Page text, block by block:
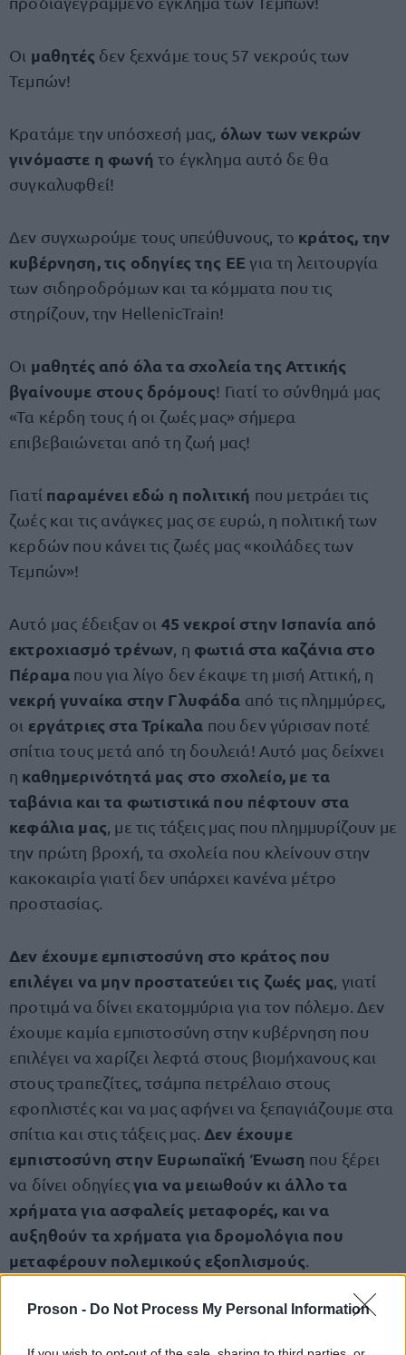
Proson - Do Not Process My Personal Information
Οι μαθητές δεν ξεχνάμε τους 57 νεκρούς των
Τεμπών!
Κρατάμε την υπόσχεσή μας, όλων των νεκρών
γινόμαστε η φωνή το έγκλημα αυτό δε θα
συγκαλυφθεί!
Δεν συγχωρούμε τους υπεύθυνους, το κράτος, την
κυβέρνηση, τις οδηγίες της ΕΕ για τη λειτουργία
των σιδηροδρόμων και τα κόμματα που τις
στηρίζουν, την HellenicTrain!
Οι μαθητές από όλα τα σχολεία της Αττικής
βγαίνουμε στους δρόμους! Γιατί το σύνθημά μας
«Τα κέρδη τους ή οι ζωές μας» σήμερα
επιβεβαιώνεται από τη ζωή μας!
Γιατί παραμένει εδώ η πολιτική που μετράει τις
ζωές και τις ανάγκες μας σε ευρώ, η πολιτική των
κερδών που κάνει τις ζωές μας «κοιλάδες των
Τεμπών»!
Αυτό μας έδειξαν οι 45 νεκροί στην Ισπανία από
εκτροχιασμό τρένων , η φωτιά στα καζάνια στο
Πέραμα που για λίγο δεν έκαψε τη μισή Αττική, η
νεκρή γυναίκα στην Γλυφάδα από τις πλημμύρες,
οι εργάτριες στα Τρίκαλα που δεν γύρισαν ποτέ
σπίτια τους μετά από τη δουλειά! Αυτό μας δείχνει
η καθημερινότητά μας στο σχολείο, με τα
ταβάνια και τα φωτιστικά που πέφτουν στα
κεφάλια μας , με τις τάξεις μας που πλημμυρίζουν με
την πρώτη βροχή, τα σχολεία που κλείνουν στην
κακοκαιρία γιατί δεν υπάρχει κανένα μέτρο
προστασίας.
Δεν έχουμε εμπιστοσύνη στο κράτος που
επιλέγει να μην προστατεύει τις ζωές μας , γιατί
προτιμά να δίνει εκατομμύρια για τον πόλεμο. Δεν
έχουμε καμία εμπιστοσύνη στην κυβέρνηση που
επιλέγει να χαρίζει λεφτά στους βιομήχανους και
στους τραπεζίτες, τσάμπα πετρέλαιο στους
εφοπλιστές και να μας αφήνει να ξεπαγιάζουμε στα
σπίτια και στις τάξεις μας. Δεν έχουμε
εμπιστοσύνη στην Ευρωπαϊκή Ένωση που ξέρει
να δίνει οδηγίεςγια να μειωθούν κι άλλο τα
χρήματα για ασφαλείς μεταφορές, και να
αυξηθούν τα χρήματα για δρομολόγια που
μεταφέρουν πολεμικούς εξοπλισμούς
Δεν τους έχουμε εμπιστοσύνη γιατί, κυβερνήσεις,